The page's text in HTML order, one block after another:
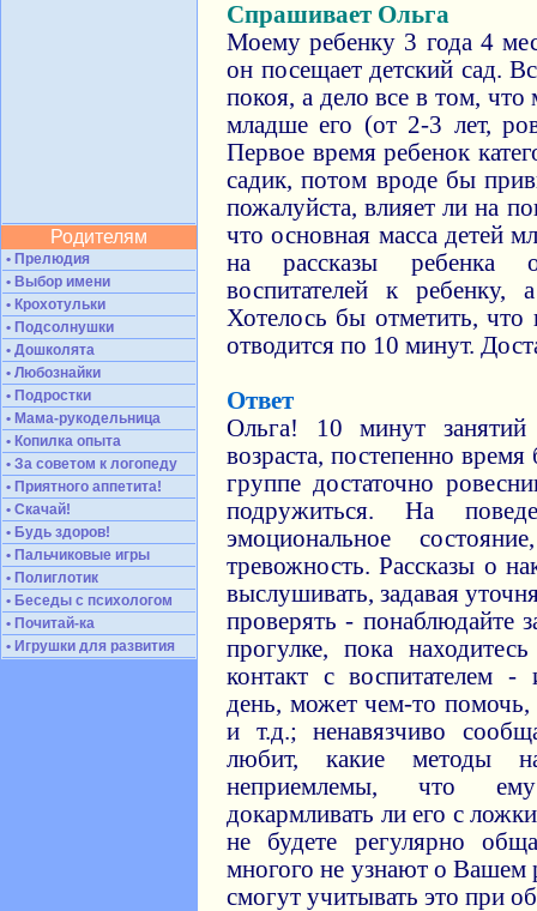
Родителям
• Прелюдия
• Выбор имени
• Крохотульки
• Подсолнушки
• Дошколята
• Любознайки
• Подростки
• Мама-рукодельница
• Копилка опыта
• За советом к логопеду
• Приятного аппетита!
• Скачай!
• Будь здоров!
• Пальчиковые игры
• Полиглотик
• Беседы с психологом
• Почитай-ка
• Игрушки для развития
Спрашивает Ольга
Моему ребенку 3 года 4
он посещает детский сад.
покоя, а дело все в том,
младше его (от 2-3 лет,
Первое время ребенок
садик, потом вроде бы
пожалуйста, влияет ли на
что основная масса детей
на рассказы ребенка
воспитателей к
Хотелось бы отметить, что
отводится по 10 минут.
Ответ
Ольга! 10 минут
возраста, постепенно
группе достаточно
подружиться. На
эмоциональное
тревожность. Рассказы о
выслушивать, задавая
проверять - понаблюдайте
прогулке, пока
контакт с воспитателем -
день, может чем-то помочь,
и т.д.; ненавязчиво
любит, какие методы
неприемлемы, что
докармливать ли его с
не будете регулярно
многого не узнают о Вашем
смогут учитывать это при